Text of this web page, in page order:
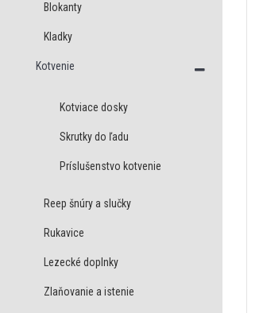
Blokanty
Kladky
Kotvenie
Kotviace dosky
Skrutky do ľadu
Príslušenstvo kotvenie
Reep šnúry a slučky
Rukavice
Lezecké doplnky
Zlaňovanie a istenie